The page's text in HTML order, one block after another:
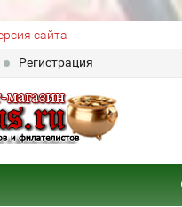
сайта
Регистрация